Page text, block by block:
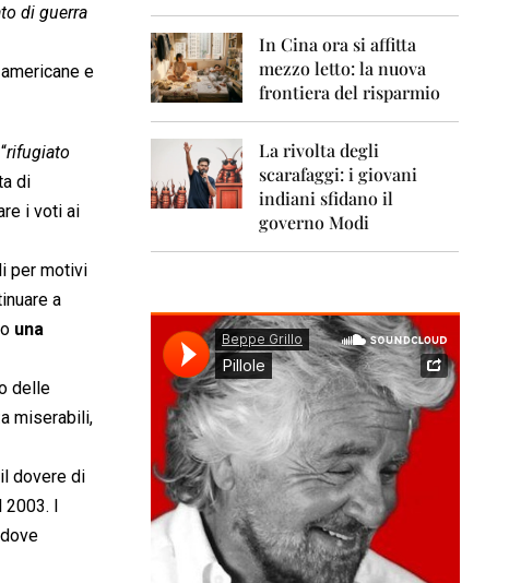
1
2
1
2
0
1
2
0
di guerra
e
rifugiato
di
i voti ai
per motivi
a
una
delle
miserabili,
dovere di
2003. I
In Cina ora si affitta
mezzo letto: la nuova
frontiera del risparmio
La rivolta degli
scarafaggi: i giovani
indiani sfidano il
governo Modi